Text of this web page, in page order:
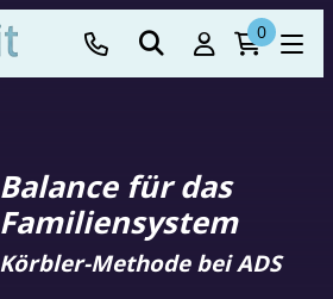
0
Balance für das
Familiensystem
Körbler-Methode bei ADS